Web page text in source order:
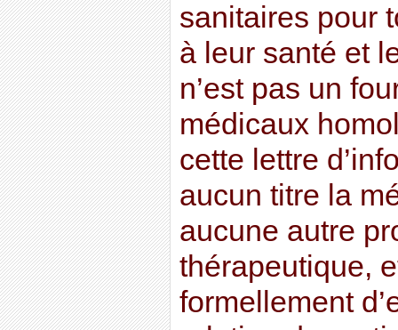
sanitaires pour
à leur santé et
n’est pas un
médicaux
cette lettre
aucun titre la
aucune autre
thérapeutique,
formellement